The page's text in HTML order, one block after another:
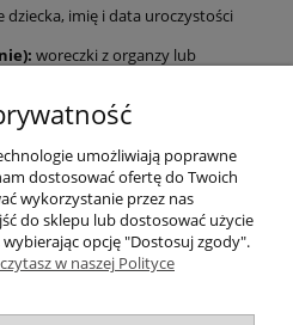
dziecka, imię i data uroczystości
woreczki z organzy lub
53 mm w stylu polaroid to
sprawdzi się jako drobny
po akceptacji projektu.
umożliwiają poprawne
dostosować ofertę do Twoich
wykorzystanie przez nas
do sklepu lub dostosować użycie
opcję "Dostosuj zgody".
w naszej Polityce